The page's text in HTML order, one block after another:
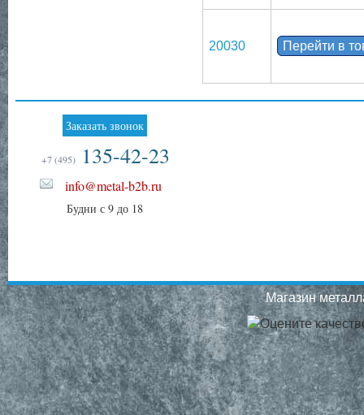
20030 Перейти в
Заказать звонок
+7 (495) 135-42-23
info@metal-b2b.ru
Будни с 9 до 18
Магазин